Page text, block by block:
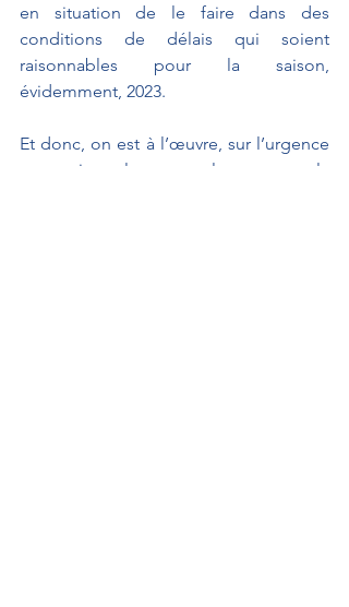
en situation de le faire dans des
conditions de délais qui soient
raisonnables pour la saison,
évidemment, 2023.
Et donc, on est à l’œuvre, sur l’urgence
et aussi sur le moyen long terme, la